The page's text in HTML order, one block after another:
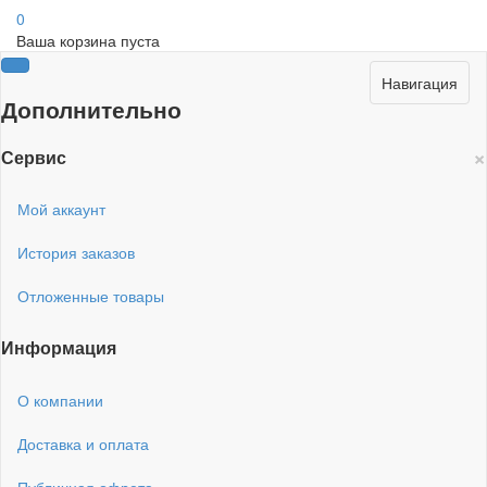
0
Ваша корзина пуста
Навигация
Дополнительно
×
Сервис
Мой аккаунт
История заказов
Отложенные товары
Информация
О компании
Доставка и оплата